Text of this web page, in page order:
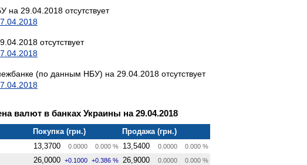
на 29.04.2018 отсутствует
отсутствует
(по данным НБУ) на 29.04.2018 отсутствует
валют в банках Украины на 29.04.2018
Покупка (грн.)
Продажа (грн.)
13,3700 0.0000 0.000 % 13,5400 0.0000 0.000 %
26,0000 +0.1000 +0.386 % 26,9000 0.0000 0.000 %